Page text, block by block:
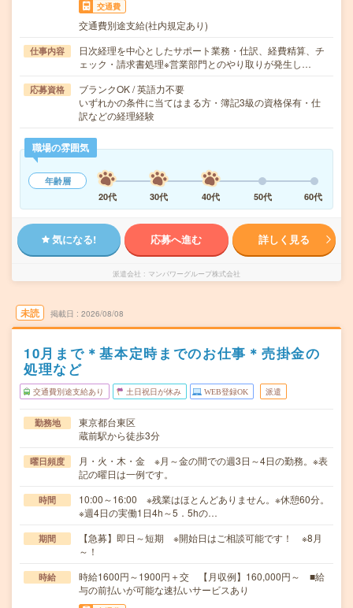
交通費
交通費別途支給(社内規定あり)
仕事内容
日次経理を中心としたサポート業務・仕訳、経費精算、チ
ェック・請求書処理※営業部門とのやり取りが発生し…
応募資格
ブランクOK / 英語力不要
いずれかの条件に当てはまる方・簿記3級の資格保有・仕
訳などの経理経験
職場の雰囲気
年齢層
20代
30代 40代 50代 60代
気になる! 応募へ進む 詳しく見る
派遣会社 マンパワーグループ株式会社
未読 掲載日 2026/08/08
10月まで＊基本定時までのお仕事＊売掛金の
処理など
交通費別途支給あり 土日祝日が休み WEB登録OK 派遣
勤務地
東京都台東区
蔵前駅から徒歩3分
曜日頻度
月・火・木・金 ※月～金の間での週3日～4日の勤務。※表
記の曜日は一例です。
時間
10:00～16:00 ※残業はほとんどありません。※休憩60分。
※週4日の実働1日4h～5．5hの…
期間
【急募】即日～短期 ※開始日はご相談可能です！ ※8月
～！
時給
時給1600円～1900円＋交 【月収例】160,000円～ ■給
与の前払いが可能な速払いサービスあり